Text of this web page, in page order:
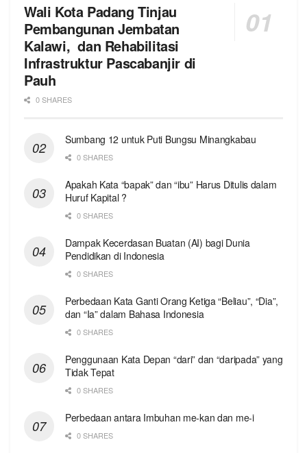
Wali Kota Padang Tinjau
Pembangunan Jembatan
Kalawi, dan Rehabilitasi
Infrastruktur Pascabanjir di
Pauh
0 SHARES
Sumbang 12 untuk Puti Bungsu Minangkabau
0 SHARES
Apakah Kata “bapak” dan “ibu” Harus Ditulis dalam
Huruf Kapital ?
0 SHARES
Dampak Kecerdasan Buatan (AI) bagi Dunia
Pendidikan di Indonesia
0 SHARES
Perbedaan Kata Ganti Orang Ketiga “Beliau”, “Dia”,
dan “Ia” dalam Bahasa Indonesia
0 SHARES
Penggunaan Kata Depan “dari” dan “daripada” yang
Tidak Tepat
0 SHARES
Perbedaan antara Imbuhan me-kan dan me-i
0 SHARES